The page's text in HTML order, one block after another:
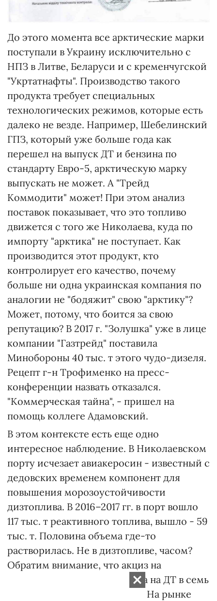
До этого момента все арктические марки
поступали в Украину исключительно с
НПЗ в Литве, Беларуси и с кременчугской
"Укртатнафты". Производство такого
продукта требует специальных
технологических режимов, которые есть
далеко не везде. Например, Шебелинский
ГПЗ, который уже больше года как
перешел на выпуск ДТ и бензина по
стандарту Евро-5, арктическую марку
выпускать не может. А "Трейд
Коммодити" может! При этом анализ
поставок показывает, что это топливо
движется с того же Николаева, куда по
импорту "арктика" не поступает. Как
производится этот продукт, кто
контролирует его качество, почему
больше ни одна украинская компания по
аналогии не "бодяжит" свою "арктику"?
Может, потому, что боится за свою
репутацию? В 2017 г. "Золушка" уже в лице
компании "Газтрейд" поставила
Минобороны 40 тыс. т этого чудо-дизеля.
Рецепт г-н Трофименко на пресс-
конференции назвать отказался.
"Коммерческая тайна", - пришел на
помощь коллеге Адамовский.
В этом контексте есть еще одно
интересное наблюдение. В Николаевском
порту исчезает авиакеросин - известный с
дедовских временем компонент для
повышения морозоустойчивости
дизтоплива. В 2016–2017 гг. в порт вошло
117 тыс. т реактивного топлива, вышло - 59
тыс. т. Половина объема где-то
растворилась. Не в дизтопливе, часом?
Обратим внимание, что акциз на
авиатопливо 21 евро/1000 л, а на ДТ в семь
раз выше - 139,5 евро/1000 л. На рынке